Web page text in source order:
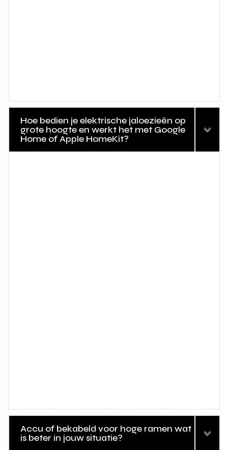
Hoe bedien je elektrische jaloezieën op
grote hoogte en werkt het met Google
Home of Apple HomeKit?
Accu of bekabeld voor hoge ramen wat
is beter in jouw situatie?